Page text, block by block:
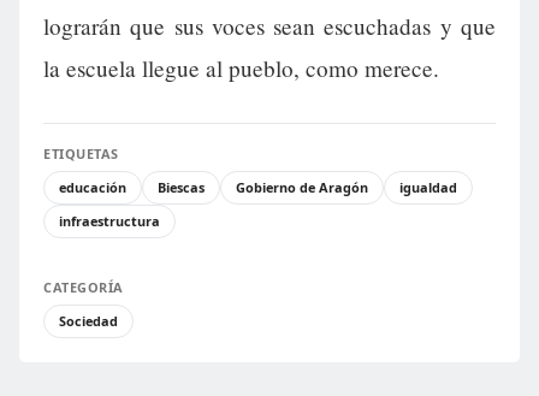
lograrán que sus voces sean escuchadas y que
la escuela llegue al pueblo, como merece.
ETIQUETAS
educación
Biescas Gobierno de Aragón
igualdad
infraestructura
CATEGORÍA
Sociedad